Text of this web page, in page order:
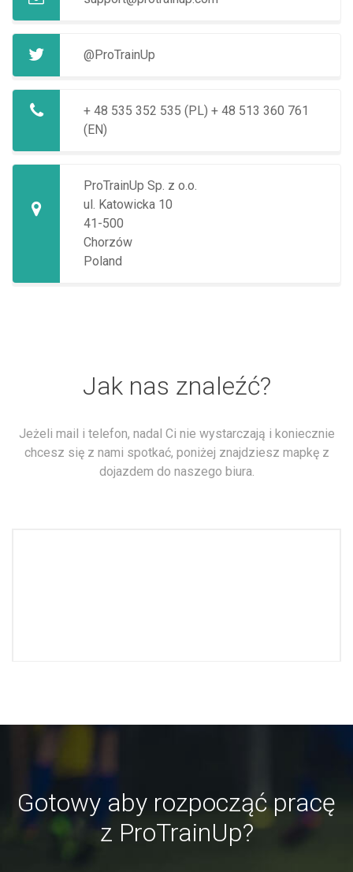
@ProTrainUp
+ 48 535 352 535 (PL) + 48 513 360 761
(EN)
ProTrainUp Sp. z o.o.
ul. Katowicka 10
41-500
Chorzów
Poland
Jak nas znaleźć?
Jeżeli mail i telefon, nadal Ci nie wystarczają i koniecznie
chcesz się z nami spotkać, poniżej znajdziesz mapkę z
dojazdem do naszego biura.
Gotowy aby rozpocząć pracę
z ProTrainUp?